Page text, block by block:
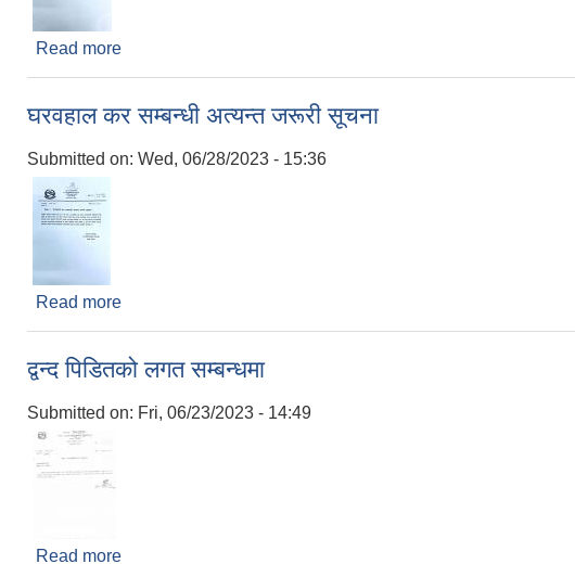
Read more
घरवहाल कर सम्बन्धी अत्यन्त जरूरी सूचना
Submitted on: Wed, 06/28/2023 - 15:36
Read more
द्वन्द पिडितको लगत सम्बन्धमा
Submitted on: Fri, 06/23/2023 - 14:49
Read more